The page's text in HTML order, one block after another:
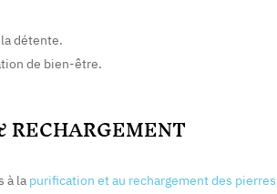
détente.
de bien-être.
à la purification et au rechargement des pierres